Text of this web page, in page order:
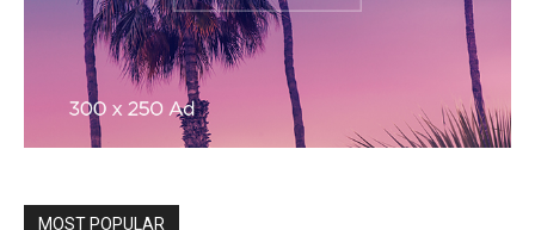
MOST POPULAR